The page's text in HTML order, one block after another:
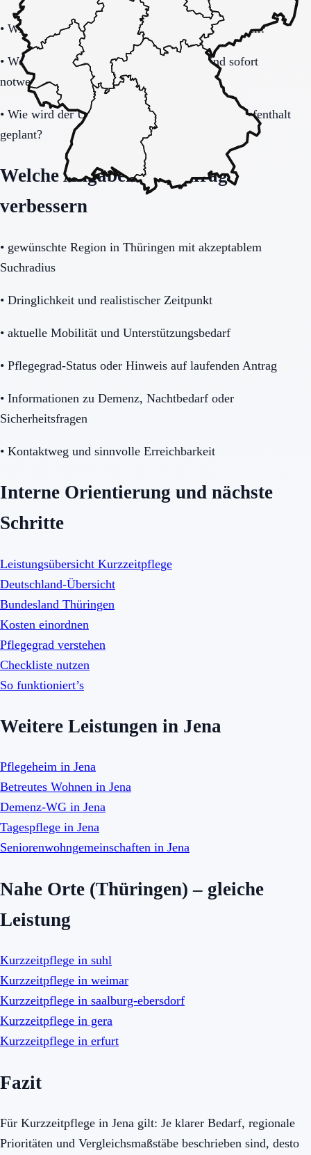
• Wie schnell ist eine Aufnahme realistisch möglich?
• Welche Unterlagen und Informationen sind sofort
notwendig?
• Wie wird der Übergang nach dem befristeten Aufenthalt
geplant?
Welche Angaben die Anfrage
verbessern
• gewünschte Region in Thüringen mit akzeptablem
Suchradius
• Dringlichkeit und realistischer Zeitpunkt
• aktuelle Mobilität und Unterstützungsbedarf
• Pflegegrad-Status oder Hinweis auf laufenden Antrag
• Informationen zu Demenz, Nachtbedarf oder
Sicherheitsfragen
• Kontaktweg und sinnvolle Erreichbarkeit
Interne Orientierung und nächste
Schritte
Leistungsübersicht Kurzzeitpflege
Deutschland-Übersicht
Bundesland Thüringen
Kosten einordnen
Pflegegrad verstehen
Checkliste nutzen
So funktioniert’s
Weitere Leistungen in Jena
Pflegeheim in Jena
Betreutes Wohnen in Jena
Demenz-WG in Jena
Tagespflege in Jena
Seniorenwohngemeinschaften in Jena
Nahe Orte (Thüringen) – gleiche
Leistung
Kurzzeitpflege in suhl
Kurzzeitpflege in weimar
Kurzzeitpflege in saalburg-ebersdorf
Kurzzeitpflege in gera
Kurzzeitpflege in erfurt
Fazit
Für Kurzzeitpflege in Jena gilt: Je klarer Bedarf, regionale
Prioritäten und Vergleichsmaßstäbe beschrieben sind, desto